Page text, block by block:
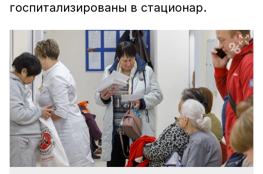
госпитализированы в стационар.